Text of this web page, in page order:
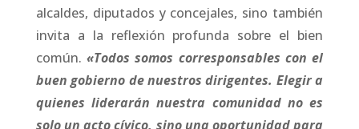
alcaldes, diputados y concejales, sino también
invita a la reflexión profunda sobre el bien
común.«Todos somos corresponsables con el
buen gobierno de nuestros dirigentes. Elegir a
quienes liderarán nuestra comunidad no es
solo un acto cívico, sino una oportunidad para